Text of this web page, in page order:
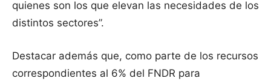
quienes son los que elevan las necesidades de los
distintos sectores”.
Destacar además que, como parte de los recursos
correspondientes al 6% del FNDR para